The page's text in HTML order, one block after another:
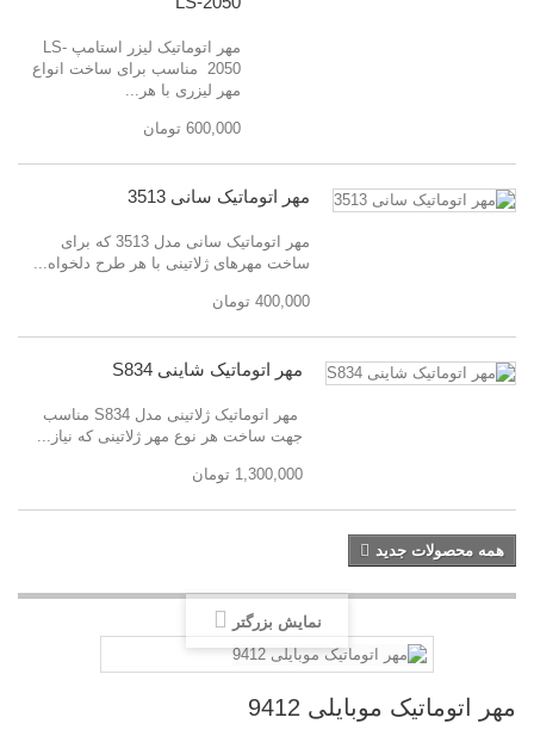
مهر اتوماتیک لیزر استامپ LS-
2050 مناسب برای ساخت انواع
مهر لیزری با هر...
600,000 تومان
مهر اتوماتیک سانی 3513
مهر اتوماتیک سانی مدل 3513 که برای
ساخت مهرهای ژلاتینی با هر طرح دلخواه...
400,000 تومان
مهر اتوماتیک شاینی S834
مهر اتوماتیک ژلاتینی مدل S834 مناسب
جهت ساخت هر نوع مهر ژلاتینی که نیاز...
1,300,000 تومان
همه محصولات جدید
نمایش بزرگتر
مهر اتوماتیک موبایلی 9412